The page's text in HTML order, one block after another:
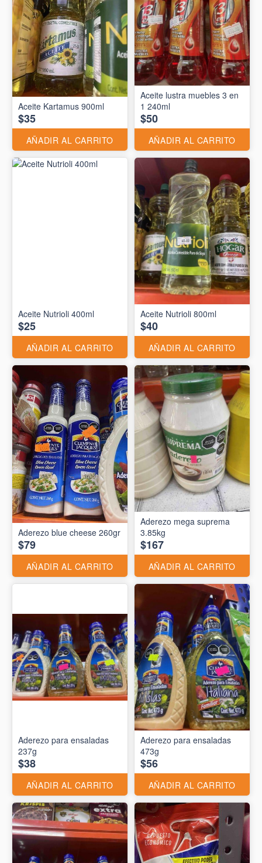
Aceite Kartamus 900ml
$35
AÑADIR AL CARRITO
Aceite lustra muebles 3 en
1 240ml
$50
AÑADIR AL CARRITO
Aceite Nutrioli 400ml
$25
AÑADIR AL CARRITO
Aceite Nutrioli 800ml
$40
AÑADIR AL CARRITO
Aderezo blue cheese 260gr
$79
AÑADIR AL CARRITO
Aderezo mega suprema
3.85kg
$167
AÑADIR AL CARRITO
Aderezo para ensaladas
237g
$38
AÑADIR AL CARRITO
Aderezo para ensaladas
473g
$56
AÑADIR AL CARRITO